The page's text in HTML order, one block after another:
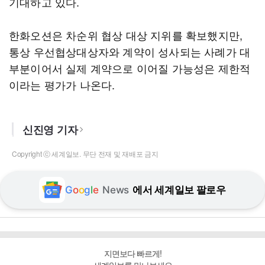
한화오션은 차순위 협상 대상 지위를 확보했지만,
통상 우선협상대상자와 계약이 성사되는 사례가 대
부분이어서 실제 계약으로 이어질 가능성은 제한적
이라는 평가가 나온다.
신진영 기자
Copyright ⓒ 세계일보. 무단 전재 및 재배포 금지
Google News 에서 세계일보 팔로우
지면보다 빠르게!